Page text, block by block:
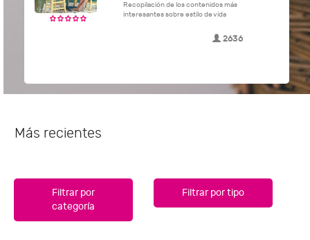
Recopilación de los contenidos más
interesantes sobre estilo de vida
2636
Más recientes
Filtrar por
categoría
Filtrar por tipo